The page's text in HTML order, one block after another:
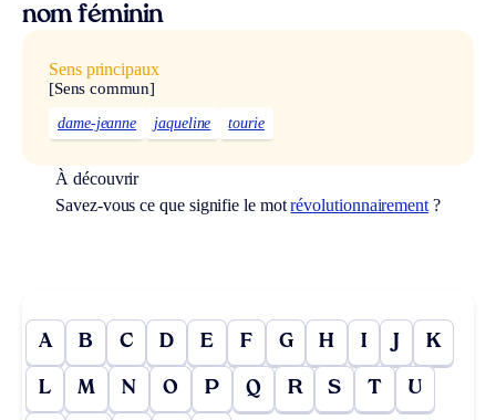
nom féminin
Sens principaux
[Sens commun]
dame-jeanne jaqueline tourie
À découvrir
Savez-vous ce que signifie le motrévolutionnairement?
A B C D E F G H I J K
L M N O P Q R S T U